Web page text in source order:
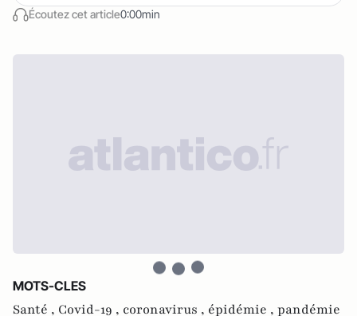
Écoutez cet article0:00min
MOTS-CLES
Santé , Covid-19 , coronavirus , épidémie , pandémie